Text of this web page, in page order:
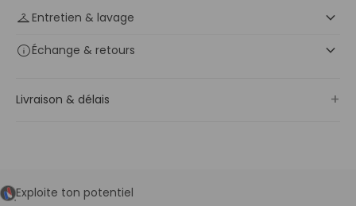
checkroomEntretien & lavage keyboard_arrow_down
infoÉchange & retours keyboard_arrow_down
Livraison & délais +
Exploite ton potentiel